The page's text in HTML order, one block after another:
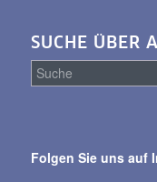
SUCHE ÜBER
alle
Folgen Sie uns auf